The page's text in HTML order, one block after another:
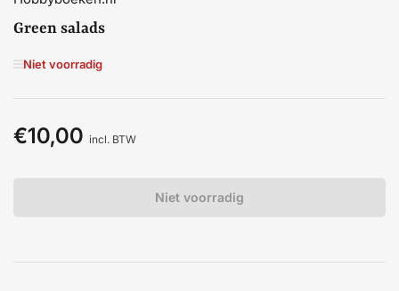
Green salads
Niet voorradig
Normale
€10,00 incl. BTW
Niet voorradig